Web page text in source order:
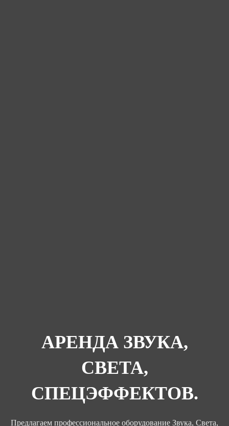
АРЕНДА ЗВУКА,
СВЕТА,
СПЕЦЭФФЕКТОВ.
Предлагаем профессиональное оборудование Звука, Света,